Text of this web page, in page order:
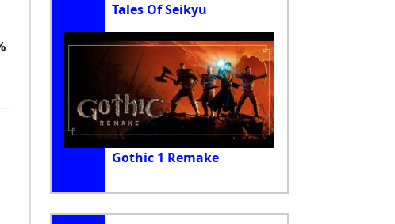
Tales Of Seikyu
Gothic 1 Remake